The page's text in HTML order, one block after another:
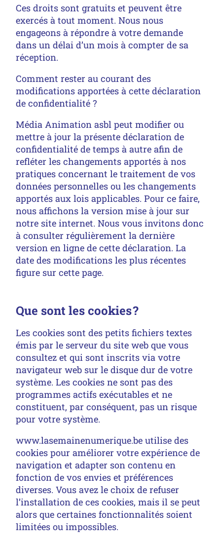
Ces droits sont gratuits et peuvent être
exercés à tout moment. Nous nous
engageons à répondre à votre demande
dans un délai d’un mois à compter de sa
réception.
Comment rester au courant des
modifications apportées à cette déclaration
de confidentialité ?
Média Animation asbl peut modifier ou
mettre à jour la présente déclaration de
confidentialité de temps à autre afin de
refléter les changements apportés à nos
pratiques concernant le traitement de vos
données personnelles ou les changements
apportés aux lois applicables. Pour ce faire,
nous affichons la version mise à jour sur
notre site internet. Nous vous invitons donc
à consulter régulièrement la dernière
version en ligne de cette déclaration. La
date des modifications les plus récentes
figure sur cette page.
Que sont les cookies ?
Les cookies sont des petits fichiers textes
émis par le serveur du site web que vous
consultez et qui sont inscrits via votre
navigateur web sur le disque dur de votre
système. Les cookies ne sont pas des
programmes actifs exécutables et ne
constituent, par conséquent, pas un risque
pour votre système.
www.lasemainenumerique.be utilise des
cookies pour améliorer votre expérience de
navigation et adapter son contenu en
fonction de vos envies et préférences
diverses. Vous avez le choix de refuser
l’installation de ces cookies, mais il se peut
alors que certaines fonctionnalités soient
limitées ou impossibles.